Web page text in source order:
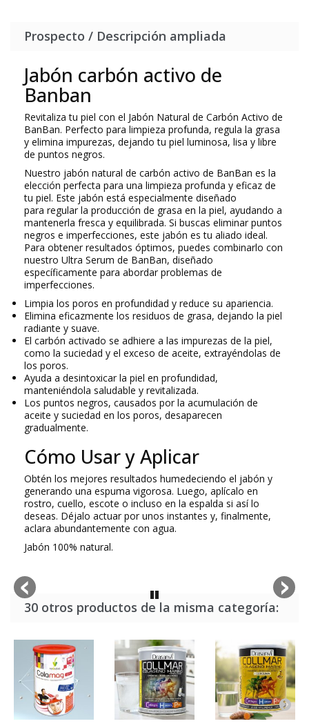
Prospecto / Descripción ampliada
Jabón carbón activo de
Banban
Revitaliza tu piel con el Jabón Natural de Carbón Activo de
BanBan. Perfecto para limpieza profunda, regula la grasa
y elimina impurezas, dejando tu piel luminosa, lisa y libre
de puntos negros.
Nuestro jabón natural de carbón activo de BanBan es la
elección perfecta para una limpieza profunda y eficaz de
tu piel. Este jabón está especialmente diseñado
para regular la producción de grasa en la piel, ayudando a
mantenerla fresca y equilibrada. Si buscas eliminar puntos
negros e imperfecciones, este jabón es tu aliado ideal.
Para obtener resultados óptimos, puedes combinarlo con
nuestro Ultra Serum de BanBan, diseñado
específicamente para abordar problemas de
imperfecciones.
Limpia los poros en profundidad y reduce su apariencia.
Elimina eficazmente los residuos de grasa, dejando la piel
radiante y suave.
El carbón activado se adhiere a las impurezas de la piel,
como la suciedad y el exceso de aceite, extrayéndolas de
los poros.
Ayuda a desintoxicar la piel en profundidad,
manteniéndola saludable y revitalizada.
Los puntos negros, causados por la acumulación de
aceite y suciedad en los poros, desaparecen
gradualmente.
Cómo Usar y Aplicar
Obtén los mejores resultados humedeciendo el jabón y
generando una espuma vigorosa. Luego, aplícalo en
rostro, cuello, escote o incluso en la espalda si así lo
deseas. Déjalo actuar por unos instantes y, finalmente,
aclara abundantemente con agua.
Jabón 100% natural.
30 otros productos de la misma categoría: